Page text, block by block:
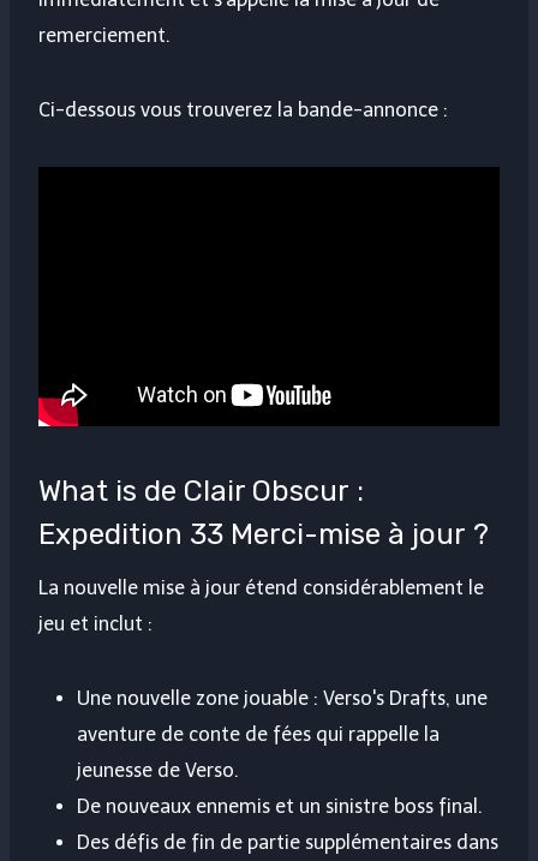
remerciement.
Ci-dessous vous trouverez la bande-annonce :
What is de Clair Obscur :
Expedition 33 Merci-mise à jour ?
La nouvelle mise à jour étend considérablement le
jeu et inclut :
Une nouvelle zone jouable : Verso's Drafts, une
aventure de conte de fées qui rappelle la
jeunesse de Verso.
De nouveaux ennemis et un sinistre boss final.
Des défis de fin de partie supplémentaires dans